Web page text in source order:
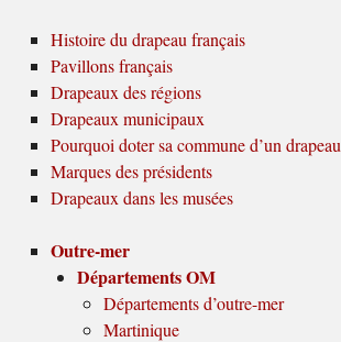
Histoire du drapeau français
Pavillons français
Drapeaux des régions
Drapeaux municipaux
Pourquoi doter sa commune d’un drapeau
Marques des présidents
Drapeaux dans les musées
Outre-mer
Départements OM
Départements d’outre-mer
Martinique